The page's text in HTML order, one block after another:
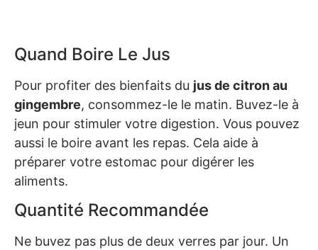
Quand Boire Le Jus
Pour profiter des bienfaits du jus de citron au
gingembre, consommez-le le matin. Buvez-le à
jeun pour stimuler votre digestion. Vous pouvez
aussi le boire avant les repas. Cela aide à
préparer votre estomac pour digérer les
aliments.
Quantité Recommandée
Ne buvez pas plus de deux verres par jour. Un